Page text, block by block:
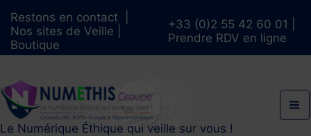
au
contenu
Restons en contact
Nos sites de Veille
Boutique
+33 (0)2 55 42 60 01
Prendre RDV en ligne
Le Numérique Éthique qui veille sur vous !